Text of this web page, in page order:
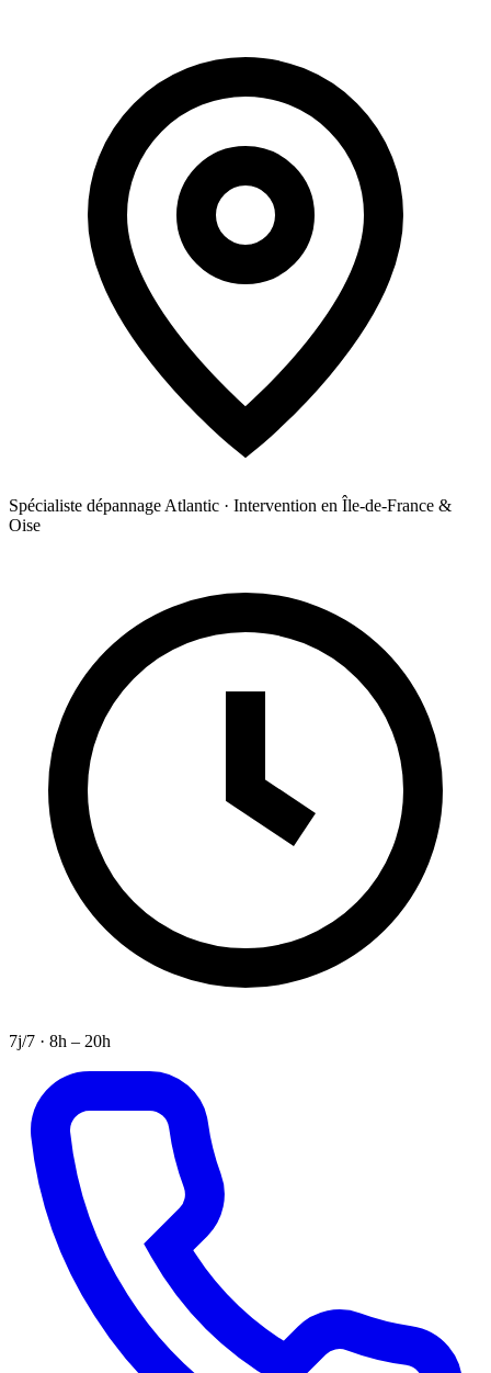
Spécialiste dépannage Atlantic · Intervention en Île-de-France &
Oise
7j/7 · 8h – 20h